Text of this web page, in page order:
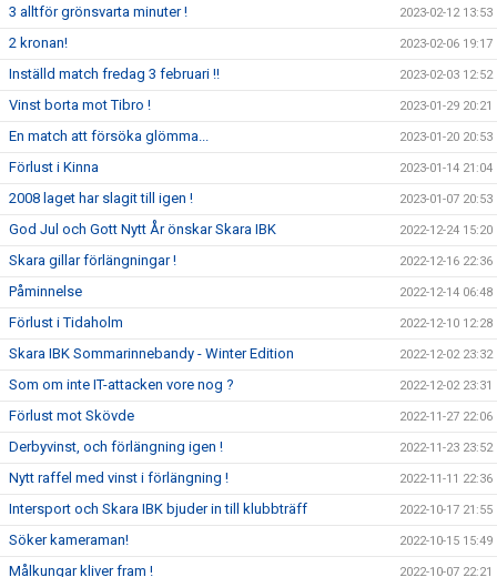
3 alltför grönsvarta minuter ! 2023-02-12 13:53
2 kronan! 2023-02-06 19:17
Inställd match fredag 3 februari !! 2023-02-03 12:52
Vinst borta mot Tibro ! 2023-01-29 20:21
En match att försöka glömma... 2023-01-20 20:53
Förlust i Kinna 2023-01-14 21:04
2008 laget har slagit till igen ! 2023-01-07 20:53
God Jul och Gott Nytt År önskar Skara IBK 2022-12-24 15:20
Skara gillar förlängningar ! 2022-12-16 22:36
Påminnelse 2022-12-14 06:48
Förlust i Tidaholm 2022-12-10 12:28
Skara IBK Sommarinnebandy - Winter Edition 2022-12-02 23:32
Som om inte IT-attacken vore nog ? 2022-12-02 23:31
Förlust mot Skövde 2022-11-27 22:06
Derbyvinst, och förlängning igen ! 2022-11-23 23:52
Nytt raffel med vinst i förlängning ! 2022-11-11 22:36
Intersport och Skara IBK bjuder in till klubbträff 2022-10-17 21:55
Söker kameraman! 2022-10-15 15:49
Målkungar kliver fram ! 2022-10-07 22:21